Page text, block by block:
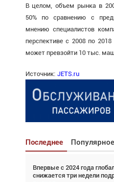
В целом, объем рынка в
50% по сравнению с
мнению специалистов
перспективе с 2008 по
может превзойти 10 тыс.
Источник: JETS.ru
Последнее Популярное
Впервые с 2024 года
снижается три недели
Взгляд с высоты: тандем
спасательных операциях